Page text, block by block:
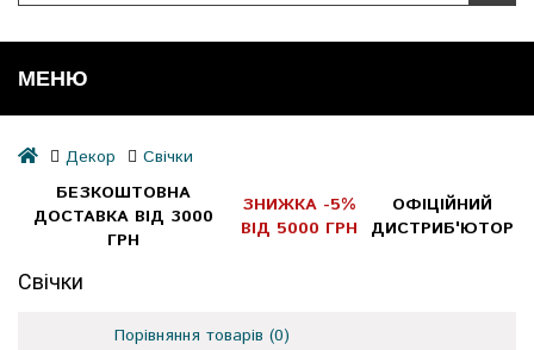
МЕНЮ
Декор
Свічки
БЕЗКОШТОВНА
ДОСТАВКА ВІД 3000
ГРН
ЗНИЖКА -5%
ВІД 5000 ГРН
ОФІЦІЙНИЙ
ДИСТРИБ'ЮТОР
Свічки
Порівняння товарів (0)